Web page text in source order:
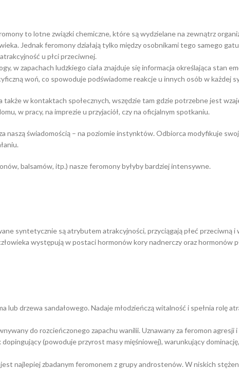
to lotne związki chemiczne, które są wydzielane na zewnątrz
Jednak feromony działają tylko między osobnikami tego samego
u płci przeciwnej.
w zapachach ludzkiego ciała znajduje się informacja określająca stan
woń, co spowoduje podświadome reakcje u innych osób w każdej
także w kontaktach społecznych, wszędzie tam gdzie potrzebne jest
w pracy, na imprezie u przyjaciół, czy na oficjalnym spotkaniu.
naszą świadomością – na poziomie instynktów. Odbiorca modyfikuje
balsamów, itp.) nasze feromony byłyby bardziej intensywne.
syntetycznie są atrybutem atrakcyjności, przyciągają płeć przeciwną i
występują w postaci hormonów kory nadnerczy oraz hormonów
lub drzewa sandałowego. Nadaje młodzieńczą witalność i spełnia rolę
do rozcieńczonego zapachu wanilii. Uznawany za feromon agresji i
(powoduje przyrost masy mięśniowej), warunkujący
najlepiej zbadanym feromonem z grupy androstenów. W niskich